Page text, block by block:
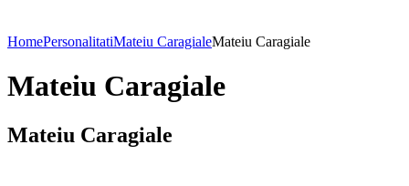
HomePersonalitatiMateiu CaragialeMateiu Caragiale
Mateiu Caragiale
Mateiu Caragiale